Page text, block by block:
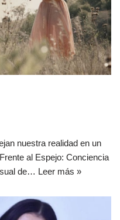
nuestra realidad en un
al Espejo: Conciencia
de… Leer más »